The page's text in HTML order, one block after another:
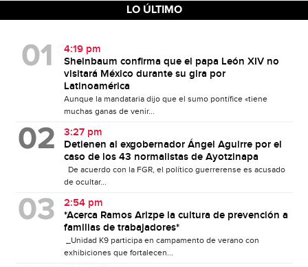
LO ÚLTIMO
4:19 pm
Sheinbaum confirma que el papa León XIV no
visitará México durante su gira por
Latinoamérica
Aunque la mandataria dijo que el sumo pontífice «tiene
muchas ganas de venir...
3:27 pm
Detienen al exgobernador Ángel Aguirre por el
caso de los 43 normalistas de Ayotzinapa
De acuerdo con la FGR, el político guerrerense es acusado
de ocultar...
2:54 pm
*Acerca Ramos Arizpe la cultura de prevención a
familias de trabajadores*
_Unidad K9 participa en campamento de verano con
exhibiciones que fortalecen...